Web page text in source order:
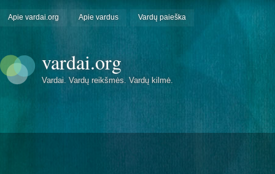
Apie vardai.org Apie vardus Vardų paieška
vardai.org
Vardai. Vardų reikšmės. Vardų kilmė.